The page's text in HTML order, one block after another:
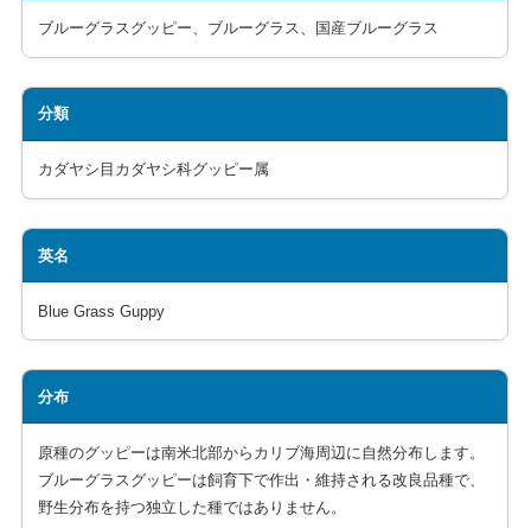
ブルーグラスグッピー、ブルーグラス、国産ブルーグラス
分類
カダヤシ目カダヤシ科グッピー属
英名
Blue Grass Guppy
分布
原種のグッピーは南米北部からカリブ海周辺に自然分布します。
ブルーグラスグッピーは飼育下で作出・維持される改良品種で、
野生分布を持つ独立した種ではありません。